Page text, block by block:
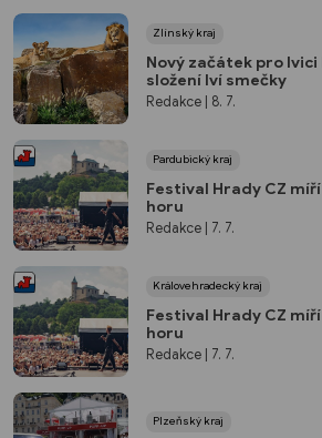
Zlínský kraj
Nový začátek pro lvici
složení lví smečky
Redakce| 8. 7.
Pardubický kraj
Festival Hrady CZ
horu
Redakce | 7. 7.
Královehradecký kraj
Festival Hrady CZ
horu
Redakce | 7. 7.
Plzeňský kraj